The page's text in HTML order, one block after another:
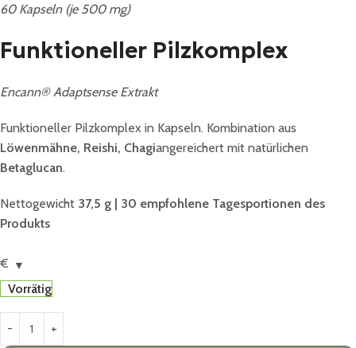
60 Kapseln (je 500 mg)
Funktioneller Pilzkomplex
Encann® Adaptsense Extrakt
Funktioneller Pilzkomplex in Kapseln. Kombination aus
Löwenmähne, Reishi, Chagiangereichert mit natürlichen
Betaglucan.
Nettogewicht 37,5 g | 30 empfohlene Tagesportionen des
Produkts
€
Vorrätig